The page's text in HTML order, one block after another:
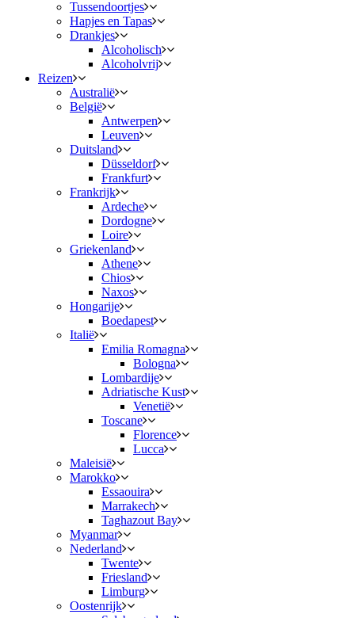
Tussendoortjes
Hapjes en Tapas
Drankjes
Alcoholisch
Alcoholvrij
Reizen
Australië
België
Antwerpen
Leuven
Duitsland
Düsseldorf
Frankfurt
Frankrijk
Ardeche
Dordogne
Loire
Griekenland
Athene
Chios
Naxos
Hongarije
Boedapest
Italië
Emilia Romagna
Bologna
Lombardije
Adriatische Kust
Venetië
Toscane
Florence
Lucca
Maleisië
Marokko
Essaouira
Marrakech
Taghazout Bay
Myanmar
Nederland
Twente
Friesland
Limburg
Oostenrijk